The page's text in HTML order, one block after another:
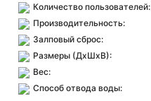
Количество пользователей:
Производительность:
Залповый сброс:
Размеры (ДхШхВ):
Вес:
Способ отвода воды: